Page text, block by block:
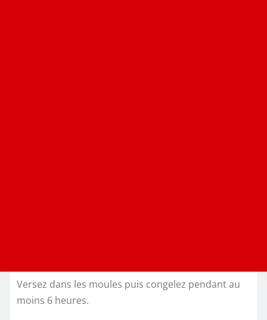
Versez dans les moules puis congelez pendant au
moins 6 heures.